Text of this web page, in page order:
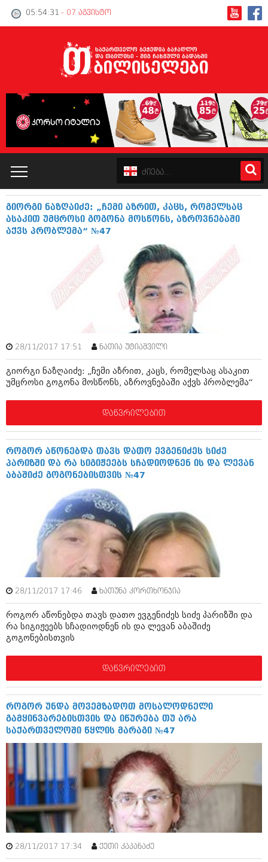
05:54:32 - 07 აგვისტო
ინტერვიუები
ამბები
მოდი, ვილაპარაკოთ
რელიგია
მედიცინა
კადრს მიღმა
კულინარია
ავტორჩევები
ბელადები
ბიზნესსიახლეები
გვარები
თემიდას სასწორი
იუმორი
კალეიდოსკოპი
ჰოროსკოპი და შეუცნობელი
კრიმინალი
რომანი და დეტექტივი
სახალისო ამბები
შოუბიზნესი
დაიჯესტი
ქალი და მამაკაცი
კატალოგი
საზოგადოება
მოდი, ვილაპარაკოთ
მოდა + დიზაინი
რელიგია
სპორტი
კადრს მიღმა
კულინარია
ავტორჩევები
ბელადები
ბიზნესსიახლეები
გვარები
თემიდას სასწორი
იუმორი
კალეიდოსკოპი
კრიმინალი
რომანი და დეტექტივი
სახალისო ამბები
დაიჯესტი
ქალი და მამაკაცი
ისტორია
სხვადასხვა
გიორგი ნაზღაიძე: „ჩემი აზრით, კაცს, რომელსაც
ასაკით უმცროსი გოგონა მოსწონს, აზროვნებაში
აქვს პრობლემა“ №47
28/11/2017 17:51 ნათია უტიაშვილი
გიორგი ნაზღაიძე: „ჩემი აზრით, კაცს, რომელსაც ასაკით
უმცროსი გოგონა მოსწონს, აზროვნებაში აქვს პრობლემა“
დაწვრილებით
როგორ აწონებდა თავს დათო ევგენიძეს სიძე
პარიზში და რა სიგიჟეებს სჩადიოდნენ ის და ლევან
აბაშიძე გოგონებისთვის №47
28/11/2017 17:46 ხათუნა კორთხონჯია
როგორ აწონებდა თავს დათო ევგენიძეს სიძე პარიზში და
რა სიგიჟეებს სჩადიოდნენ ის და ლევან აბაშიძე
გოგონებისთვის
დაწვრილებით
როგორ უნდა მოვემზადოთ მოსალოდნელი
გამყინვარებისთვის და იწურება თუ არა
საქართველოში წყლის მარაგი №47
28/11/2017 17:34 ქეთი კაპანაძე